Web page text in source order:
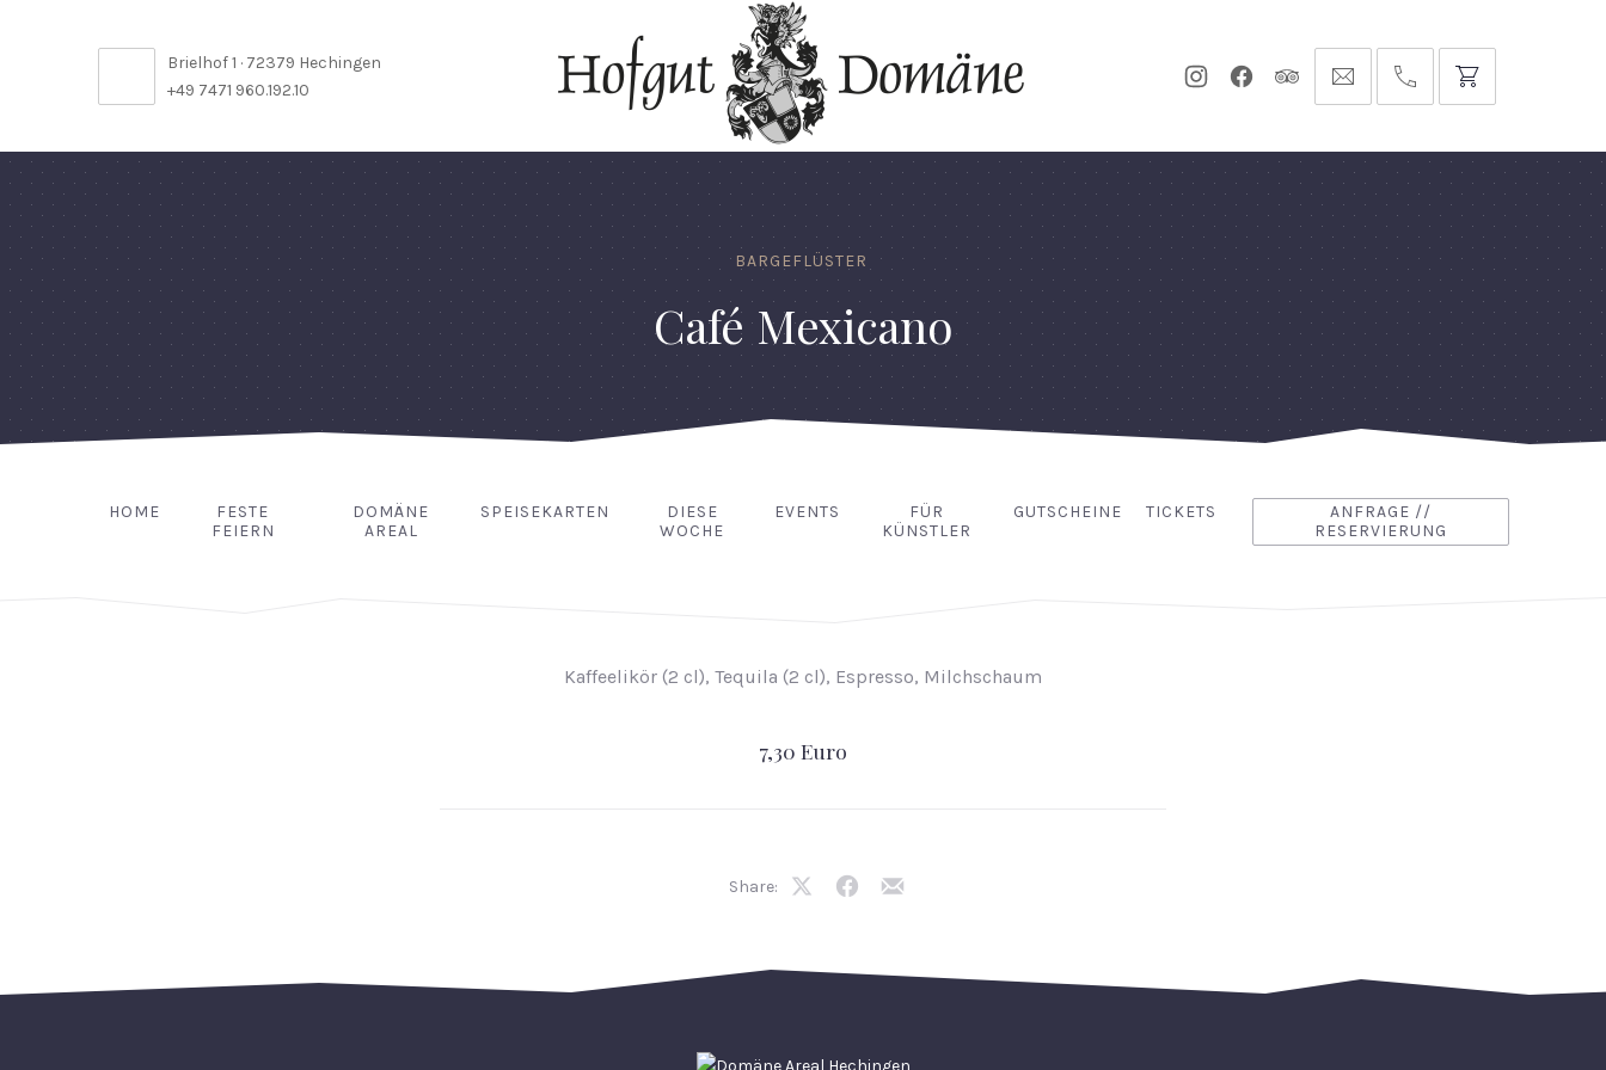
Brielhof 1 · 72379 Hechingen
+49 7471 960.192.10
NeuesNeuesNeues info@hofgut-0049747196019210
BARGEFLÜSTER
Café Mexicano
HOME
FESTE
FEIERN
DOMÄNE
AREAL
SPEISEKARTEN
DIESE
WOCHE
EVENTS
FÜR
KÜNSTLER
GUTSCHEINE TICKETS
ANFRAGE //
RESERVIERUNG
Kaffeelikör (2 cl), Tequila (2 cl), Espresso, Milchschaum
7,30 Euro
Share:
ShareShareShare